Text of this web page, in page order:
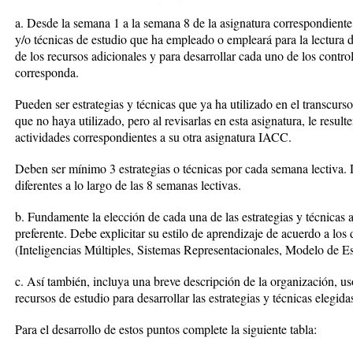
a. Desde la semana 1 a la semana 8 de la asignatura
y/o técnicas de estudio que ha empleado o empleará para la lectura
de los recursos adicionales y para desarrollar cada uno de los
corresponda.
Pueden ser estrategias y técnicas que ya ha utilizado en el
que no haya utilizado, pero al revisarlas en esta asignatura, le
actividades correspondientes a su otra asignatura IACC.
Deben ser mínimo 3 estrategias o técnicas por cada semana
diferentes a lo largo de las 8 semanas lectivas.
b. Fundamente la elección de cada una de las estrategias y
preferente. Debe explicitar su estilo de aprendizaje de acuerdo a
(Inteligencias Múltiples, Sistemas Representacionales, Modelo de
c. Así también, incluya una breve descripción de la organización,
recursos de estudio para desarrollar las estrategias y técnicas
Para el desarrollo de estos puntos complete la siguiente tabla: